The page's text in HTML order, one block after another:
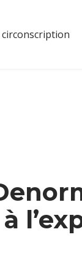
circonscription